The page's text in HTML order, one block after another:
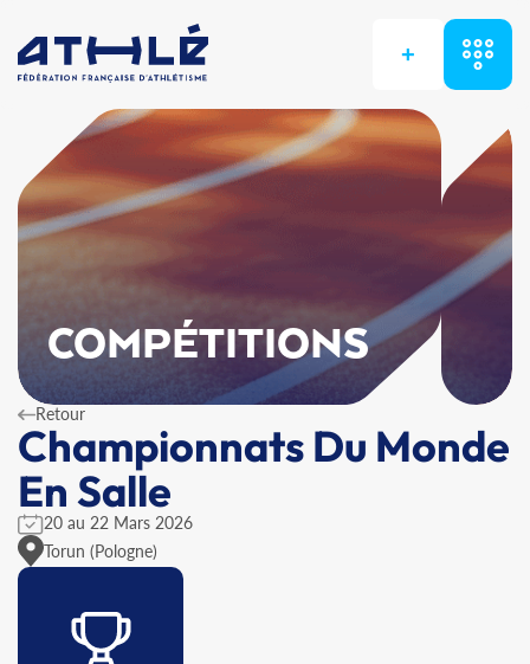
+
COMPÉTITIONS
Retour
Championnats Du Monde
En Salle
20 au 22 Mars 2026
Torun (Pologne)